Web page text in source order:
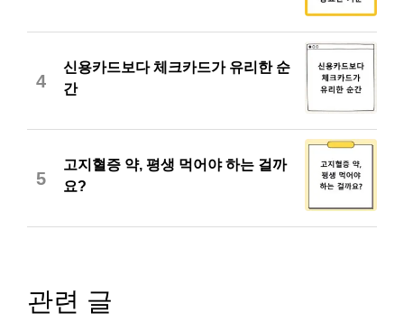
4
신용카드보다 체크카드가 유리한 순
간
5
고지혈증 약, 평생 먹어야 하는 걸까
요?
관련 글